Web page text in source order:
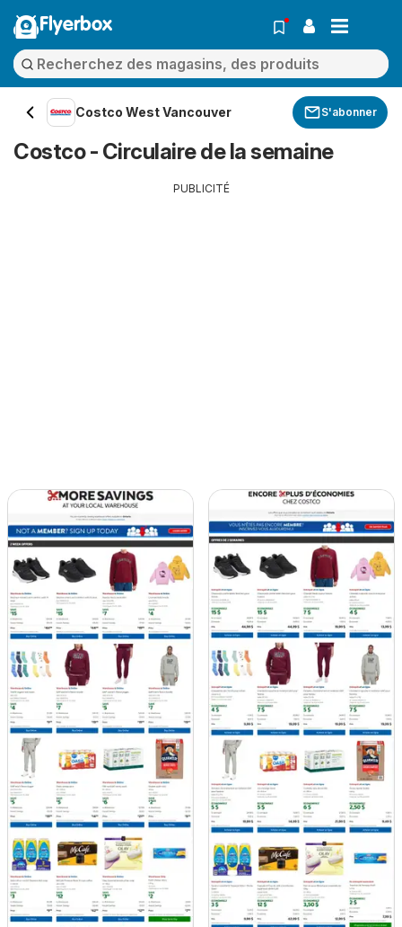
Flyerbox
Costco West Vancouver S'abonner
Costco - Circulaire de la semaine
PUBLICITÉ